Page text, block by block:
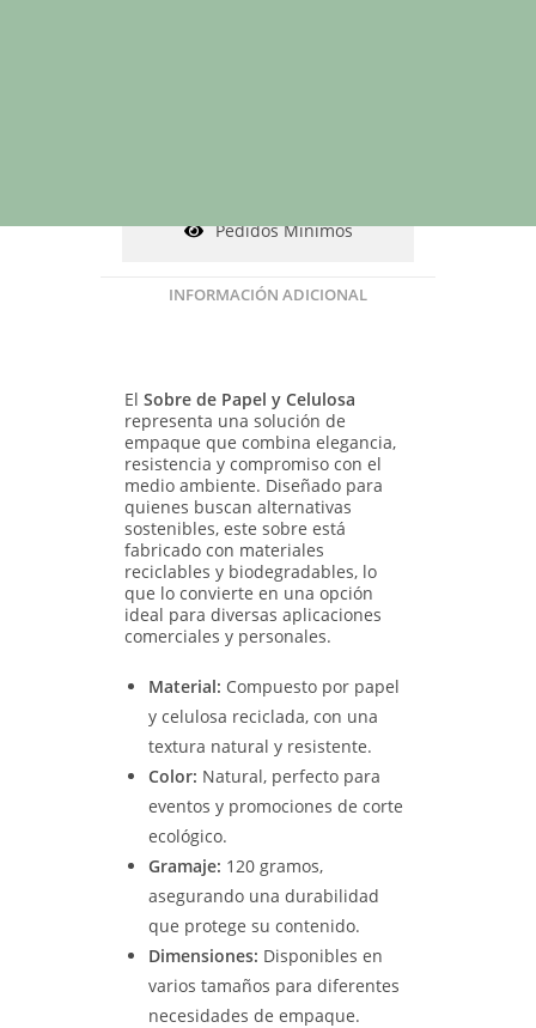
Pedidos Mínimos
INFORMACIÓN ADICIONAL
El Sobre de Papel y Celulosa
representa una solución de
empaque que combina elegancia,
resistencia y compromiso con el
medio ambiente. Diseñado para
quienes buscan alternativas
sostenibles, este sobre está
fabricado con materiales
reciclables y biodegradables, lo
que lo convierte en una opción
ideal para diversas aplicaciones
comerciales y personales.
Material: Compuesto por papel
y celulosa reciclada, con una
textura natural y resistente.
Color: Natural, perfecto para
eventos y promociones de corte
ecológico.
Gramaje: 120 gramos,
asegurando una durabilidad
que protege su contenido.
Dimensiones: Disponibles en
varios tamaños para diferentes
necesidades de empaque.